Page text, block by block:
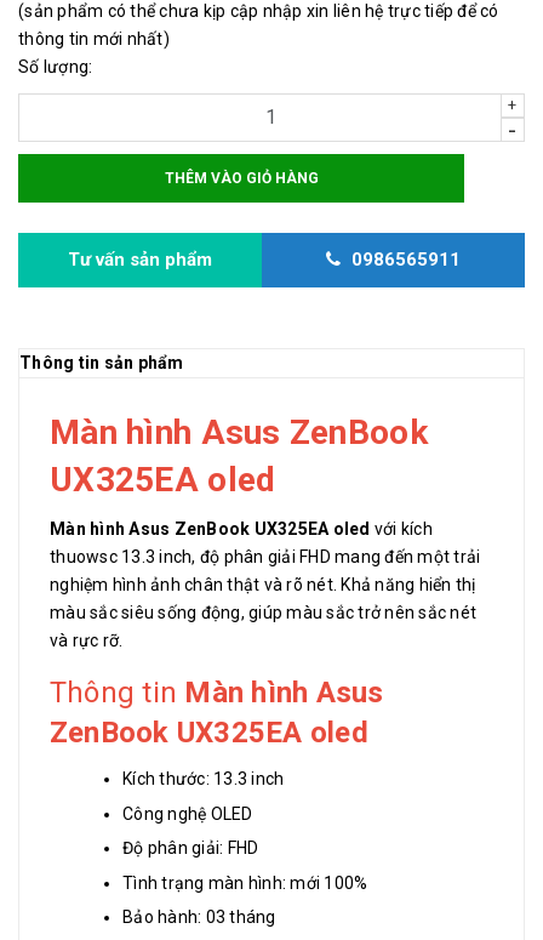
(sản phẩm có thể chưa kịp cập nhập xin liên hệ trực tiếp để có
thông tin mới nhất)
Số lượng:
+
-
THÊM VÀO GIỎ HÀNG
Tư vấn sản phẩm 0986565911
Thông tin sản phẩm
Màn hình Asus ZenBook
UX325EA oled
Màn hình Asus ZenBook UX325EA oled với kích
thuowsc 13.3 inch, độ phân giải FHD mang đến một trải
nghiệm hình ảnh chân thật và rõ nét. Khả năng hiển thị
màu sắc siêu sống động, giúp màu sắc trở nên sắc nét
và rực rỡ.
Thông tin Màn hình Asus
ZenBook UX325EA oled
Kích thước: 13.3 inch
Công nghệ OLED
Độ phân giải: FHD
Tình trạng màn hình: mới 100%
Bảo hành: 03 tháng